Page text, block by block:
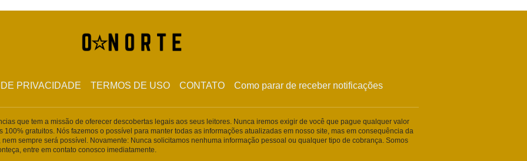
PRIVACIDADE TERMOS DE USO CONTATO Como parar de receber notificações
que tem a missão de oferecer descobertas legais aos seus leitores. Nunca iremos exigir de você que pague qualquer valor
gratuitos. Nós fazemos o possível para manter todas as informações atualizadas em nosso site, mas em consequência da
sempre será possível. Novamente: Nunca solicitamos nenhuma informação pessoal ou qualquer tipo de cobrança. Somos
entre em contato conosco imediatamente.